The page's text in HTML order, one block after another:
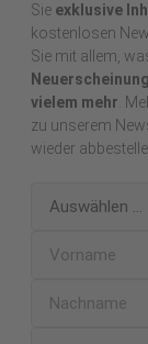
Sie exklusive
kostenlosen
Sie mit allem,
vielem mehr .
zu unserem
wieder